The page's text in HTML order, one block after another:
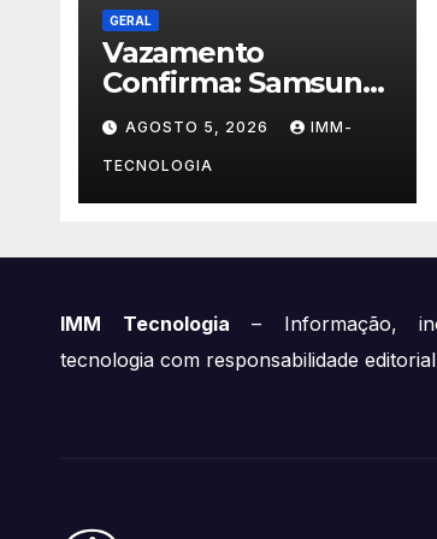
GERAL
Vazamento
Confirma: Samsung
Galaxy M47 e Mais
Dois Dispositivos a
Caminho!
AGOSTO 5, 2026 IMM-
TECNOLOGIA
IMM Tecnologia – Informação,
tecnologia com responsabilidade